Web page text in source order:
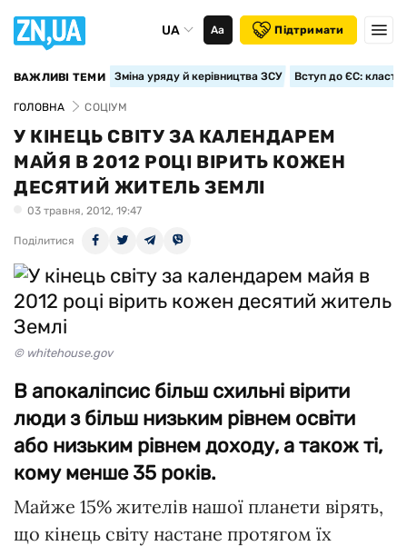
UA Аа Підтримати
ВАЖЛИВІ ТЕМИ Зміна уряду й керівництва ЗСУ Вступ до ЄС:
ГОЛОВНА СОЦІУМ
У КІНЕЦЬ СВІТУ ЗА КАЛЕНДАРЕМ
МАЙЯ В 2012 РОЦІ ВІРИТЬ КОЖЕН
ДЕСЯТИЙ ЖИТЕЛЬ ЗЕМЛІ
03 травня, 2012, 19:47
Поділитися
© whitehouse.gov
В апокаліпсис більш схильні вірити
люди з більш низьким рівнем освіти
або низьким рівнем доходу, а також ті,
кому менше 35 років.
Майже 15% жителів нашої планети вірять,
що кінець світу настане протягом їх